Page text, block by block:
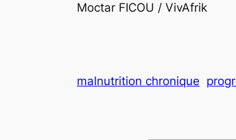
Moctar FICOU / VivAfrik
malnutrition chronique